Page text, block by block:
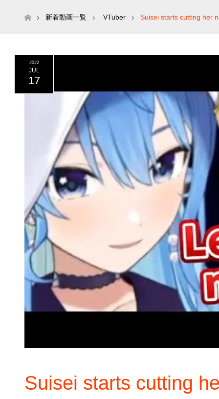
ホーム新着動画一覧 VTuber Suisei starts cutting her
2022
JUL
17
Suisei starts cutting